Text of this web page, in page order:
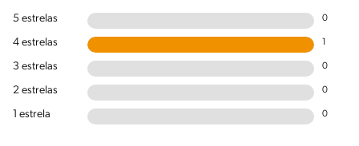
5 estrelas 0
4 estrelas
3 estrelas 0
2 estrelas 0
1 estrela 0